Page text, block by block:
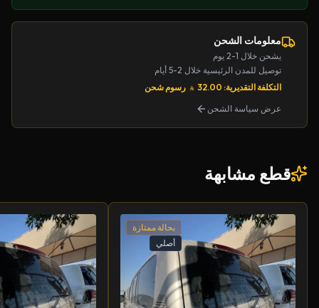
معلومات الشحن
يشحن خلال 1-2 يوم
توصيل للمدن الرئيسية خلال 2-5 أيام
التكلفة التقديرية: 32.00
رسوم شحن
عرض سياسة الشحن
قطع مشابهة
بحالة ممتازة
أصلي